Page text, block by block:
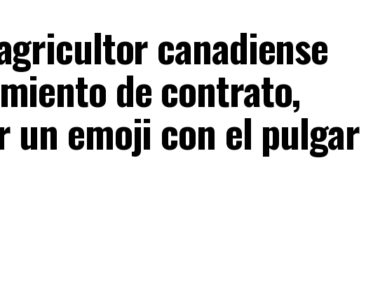
canadiense
de contrato,
un emoji con el pulgar